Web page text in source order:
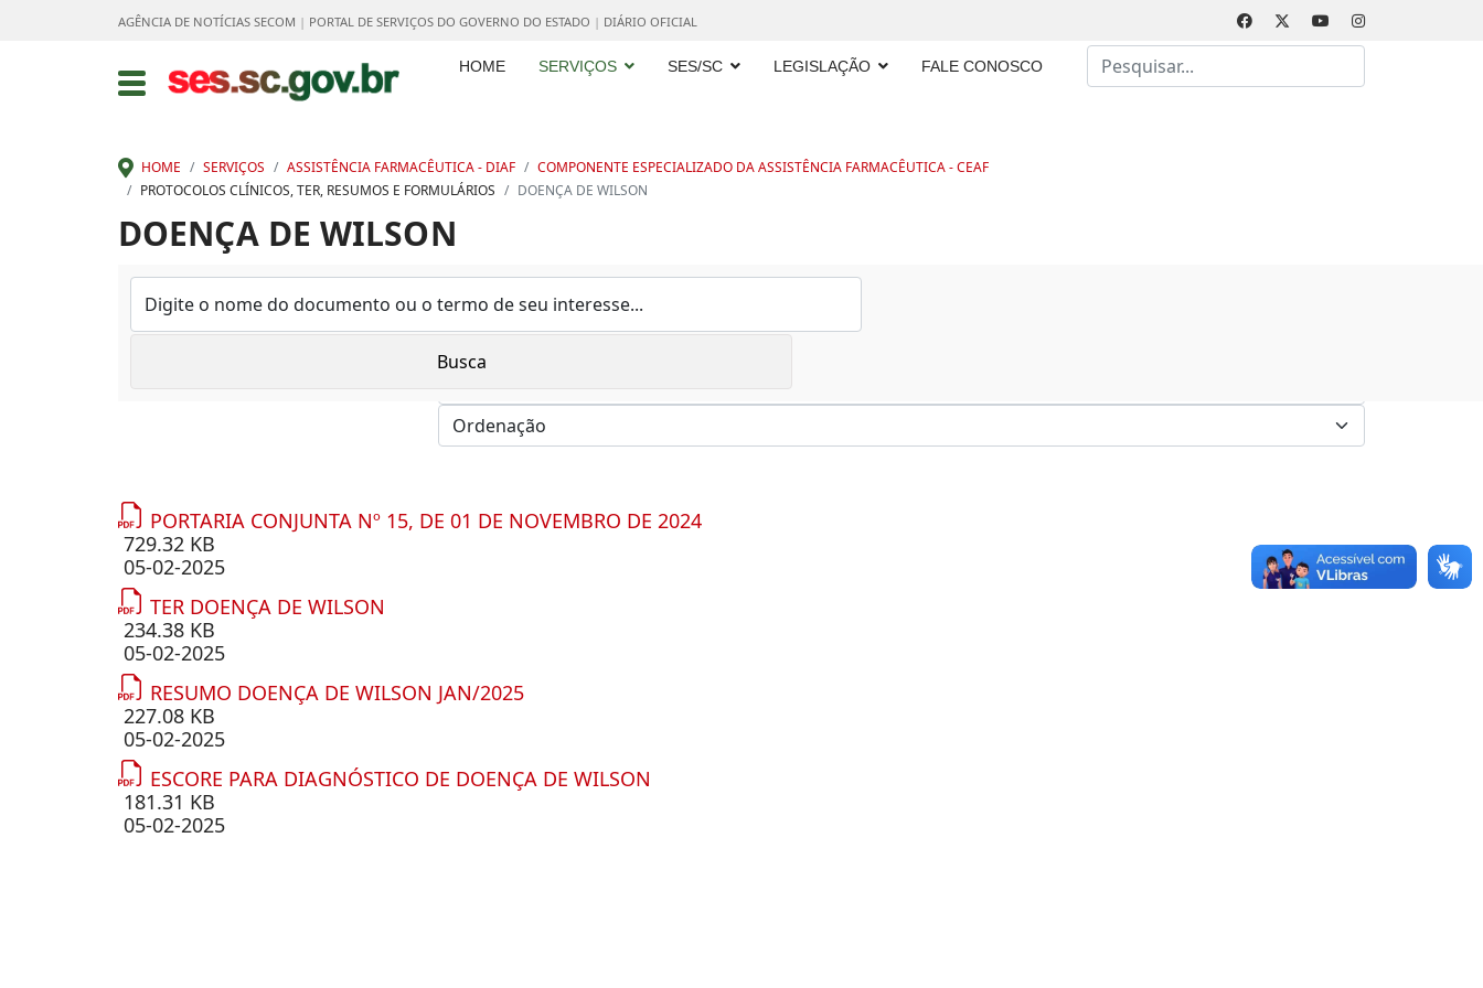
AGÊNCIA DE NOTÍCIAS SECOM | PORTAL DE SERVIÇOS DO GOVERNO DO ESTADO | DIÁRIO OFICIAL
HOME SERVIÇOS SES/SC LEGISLAÇÃO FALE CONOSCO
Busca
HOME SERVIÇOS ASSISTÊNCIA FARMACÊUTICA - DIAF
COMPONENTE ESPECIALIZADO DA ASSISTÊNCIA FARMACÊUTICA - CEAF
PROTOCOLOS CLÍNICOS, TER, RESUMOS E FORMULÁRIOS
DOENÇA DE WILSON
DOENÇA DE WILSON
PORTARIA CONJUNTA Nº 15, DE 01 DE NOVEMBRO DE 2024
729.32 KB
05-02-2025
TER DOENÇA DE WILSON
234.38 KB
05-02-2025
RESUMO DOENÇA DE WILSON JAN/2025
227.08 KB
05-02-2025
ESCORE PARA DIAGNÓSTICO DE DOENÇA DE WILSON
181.31 KB
05-02-2025